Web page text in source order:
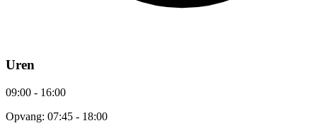
Uren
09:00 - 16:00
Opvang: 07:45 - 18:00